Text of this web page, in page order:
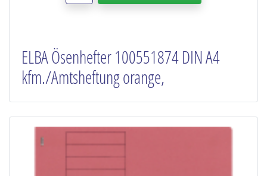
ELBA Ösenhefter 100551874 DIN A4
kfm./Amtsheftung orange,